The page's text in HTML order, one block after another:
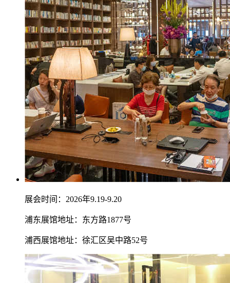
展会时间：2026年9.19-9.20
浦东展馆地址：东方路1877号
浦西展馆地址：徐汇区吴中路52号